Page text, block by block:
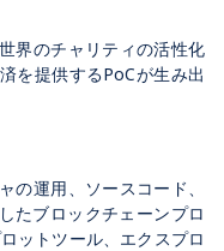
界のチャリティの活性化
を提供するPoCが生み出
の運用、ソースコード、
たブロックチェーンプロ
ットツール、エクスプロ